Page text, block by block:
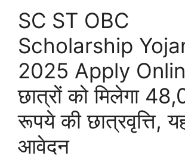
SC ST OBC
Scholarship
2025 Apply
छात्रों को मिलेगा
रूपये की छात्रवृत्ति,
आवेदन